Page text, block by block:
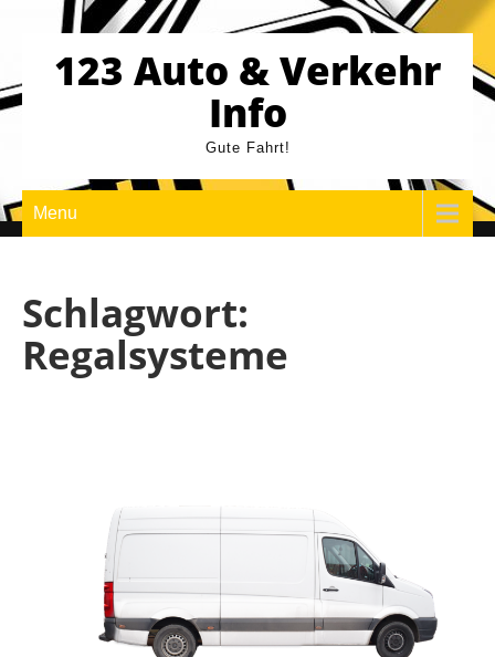
content123 Auto & Verkehr
Info
Gute Fahrt!
Menu
Schlagwort:
Regalsysteme